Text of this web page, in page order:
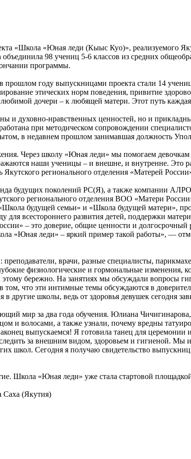
«Школа «Юная леди (Кыыс Куо)», реализуемого
98 учениц 5-6 классов из средних
программы.
прошлом году выпускницами проекта стали 14
этических норм поведения, привитие
дочери – к любящей матери. Этот путь
и духовно-нравственных ценностей, но и
при методическом сопровождении
в недавнем прошлом занимавшая должность
Через школу «Юная леди» мы помогаем девочкам
наши ученицы – и внешне, и внутренне. Это
регионального отделения «Матерей
будущих поколений РС(Я), а также компании
регионального отделения ВОО «Матери
будущей семьи» и «Школа будущей матери»,
всестороннего развития детей, поддержки
– это доверие, общие ценности и долгосрочный
«Юная леди» – яркий пример такой работы», —
врачи, разные специалисты,
физиологические и гормональные
бережно. На занятиях мы обсуждали вопросы
что эти интимные темы обсуждаются в
школы, ведь от здоровья девушек сегодня
мир за два года обучения. Юлиана
и волосами, а также узнали, почему вредны
выпускаемся! Я готовила танец для церемонии
за внешним видом, здоровьем и гигиеной. Мы
школ. Сегодня я получаю свидетельство
Школа «Юная леди» уже стала стартовой
Саха (Якутия)